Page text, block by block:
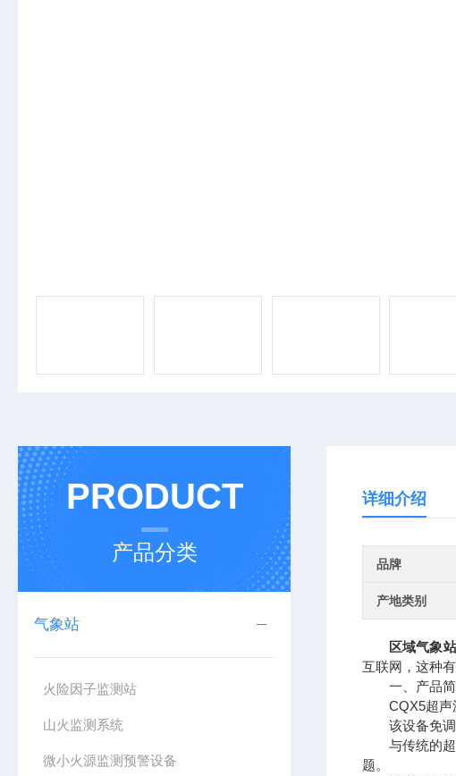
PRODUCT
产品分类
气象站
火险因子监测站
山火监测系统
微小火源监测预警设备
详细介绍
品牌
产地类别
区域气象站
互联网，这种
一、产品简
CQX5超声波
该设备免调试
与传统的超
题。